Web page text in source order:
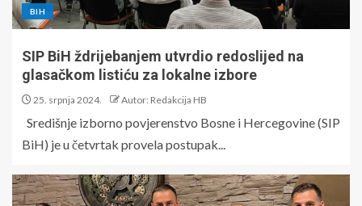
BIH
SIP BiH ždrijebanjem utvrdio redoslijed na
glasačkom listiću za lokalne izbore
25. srpnja 2024. Autor: Redakcija HB
Središnje izborno povjerenstvo Bosne i Hercegovine (SIP
BiH) je u četvrtak provela postupak...